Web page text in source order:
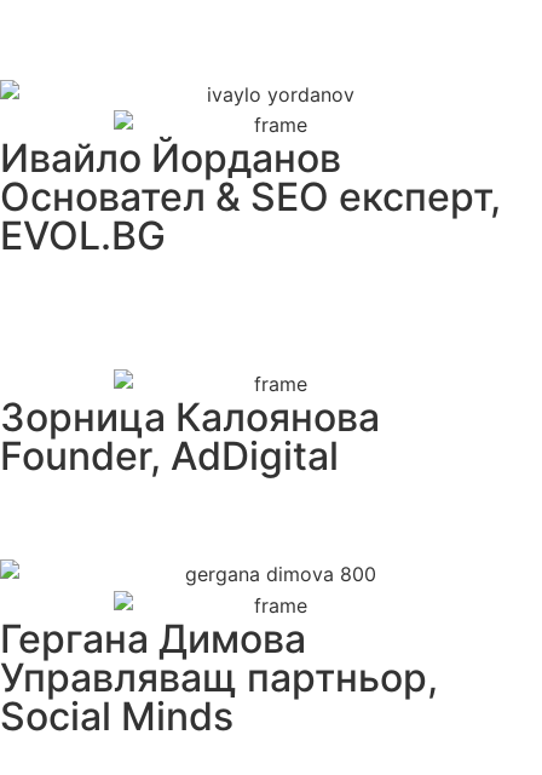
Ивайло Йорданов
Основател & SEO експерт,
EVOL.BG
Зорница Калоянова
Founder, AdDigital
Гергана Димова
Управляващ партньор,
Social Minds